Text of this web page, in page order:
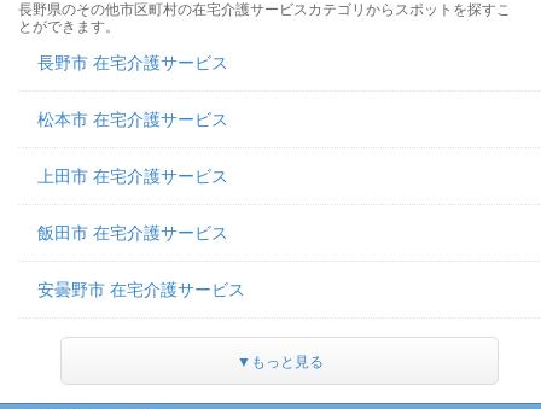
長野県のその他市区町村の在宅介護サービスカテゴリからスポットを探すこ
とができます。
長野市 在宅介護サービス
松本市 在宅介護サービス
上田市 在宅介護サービス
飯田市 在宅介護サービス
安曇野市 在宅介護サービス
▼もっと見る